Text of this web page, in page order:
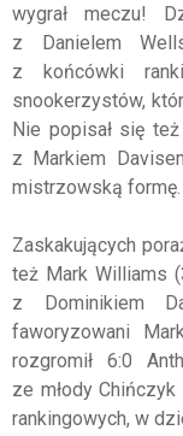
wygrał meczu!
z Danielem
z końcówki
snookerzystów,
Nie popisał się
z Markiem
mistrzowską formę.
Zaskakujących
też Mark Williams
z Dominikiem
faworyzowani
rozgromił 6:0
ze młody
rankingowych, w